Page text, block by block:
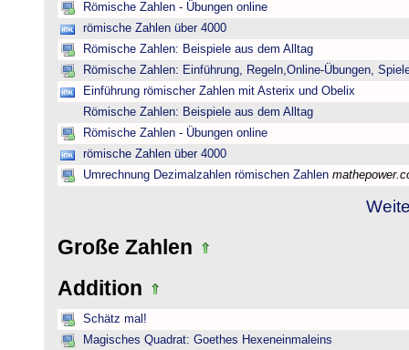
Römische Zahlen - Übungen online
römische Zahlen über 4000
Römische Zahlen: Beispiele aus dem Alltag
Römische Zahlen: Einführung, Regeln,Online-Übungen,
Einführung römischer Zahlen mit Asterix und Obelix
Römische Zahlen: Beispiele aus dem Alltag
Römische Zahlen - Übungen online
römische Zahlen über 4000
Umrechnung Dezimalzahlen römischen Zahlen
Große Zahlen
Addition
Schätz mal!
Magisches Quadrat: Goethes Hexeneinmaleins